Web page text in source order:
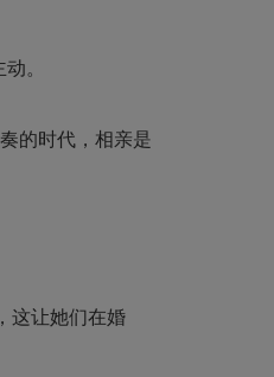
。
的时代，相亲是
这让她们在婚